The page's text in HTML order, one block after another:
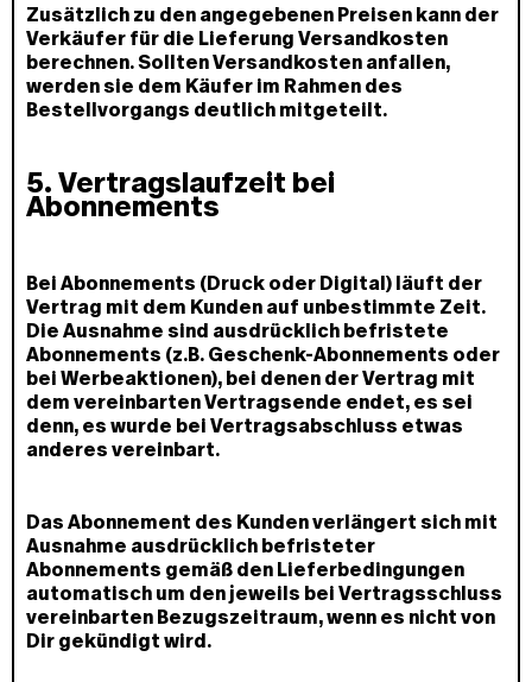
Zusätzlich zu den angegebenen Preisen kann der
Verkäufer für die Lieferung Versandkosten
berechnen. Sollten Versandkosten anfallen,
werden sie dem Käufer im Rahmen des
Bestellvorgangs deutlich mitgeteilt.
5. Vertragslaufzeit bei
Abonnements
Bei Abonnements (Druck oder Digital) läuft der
Vertrag mit dem Kunden auf unbestimmte Zeit.
Die Ausnahme sind ausdrücklich befristete
Abonnements (z.B. Geschenk-Abonnements oder
bei Werbeaktionen), bei denen der Vertrag mit
dem vereinbarten Vertragsende endet, es sei
denn, es wurde bei Vertragsabschluss etwas
anderes vereinbart.
Das Abonnement des Kunden verlängert sich mit
Ausnahme ausdrücklich befristeter
Abonnements gemäß den Lieferbedingungen
automatisch um den jeweils bei Vertragsschluss
vereinbarten Bezugszeitraum, wenn es nicht von
Dir gekündigt wird.